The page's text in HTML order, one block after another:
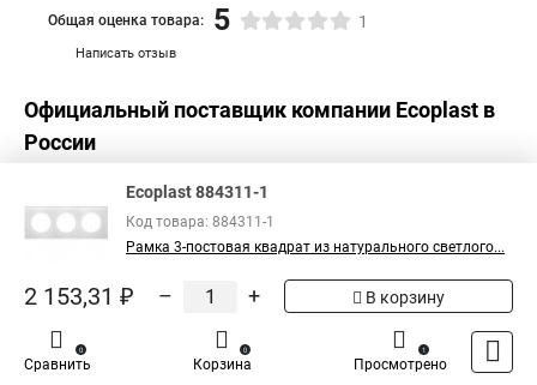
Написать отзыв
Общая оценка товара: 5 1
Официальный поставщик компании Ecoplast в
России
Ecoplast 884311-1
Код товара: 884311-1
Рамка 3-постовая квадрат из натурального светлого...
2 153,31 ₽ – + В корзину
Сравнить
0
Корзина
0
Просмотрено
1